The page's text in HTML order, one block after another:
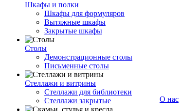
Шкафы и полки
Шкафы для формуляров
Вытяжные шкафы
Закрытые шкафы
Столы
Демонстрационные столы
Письменные столы
Стеллажи и витрины
Стеллажи для библиотеки
Стеллажи закрытые
О нас